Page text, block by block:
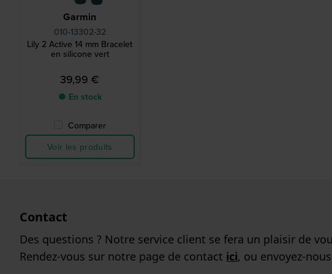
Garmin
010-13302-32
Lily 2 Active 14 mm Bracelet
en silicone vert
39,99 €
● En stock
Comparer
Voir les produits
Contact
Des questions ? Notre service client se fera un plaisir de
Rendez-vous sur notre page de contact ici, ou envoyez-